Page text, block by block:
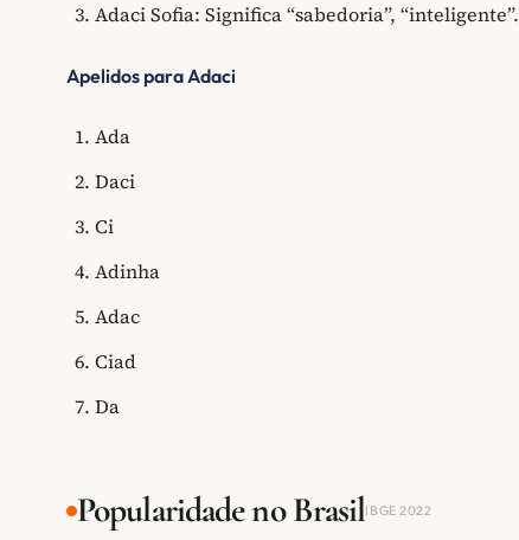
Adaci Sofia: Significa “sabedoria”, “inteligente”.
Apelidos para Adaci
Ada
Daci
Ci
Adinha
Adac
Ciad
Da
Popularidade no BrasilIBGE 2022